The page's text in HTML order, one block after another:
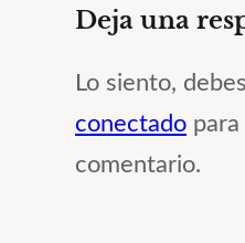
Deja una
Lo siento,
conectado
comentario.